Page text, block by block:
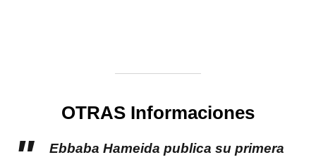
OTRAS Informaciones
Ebbaba Hameida publica su primera